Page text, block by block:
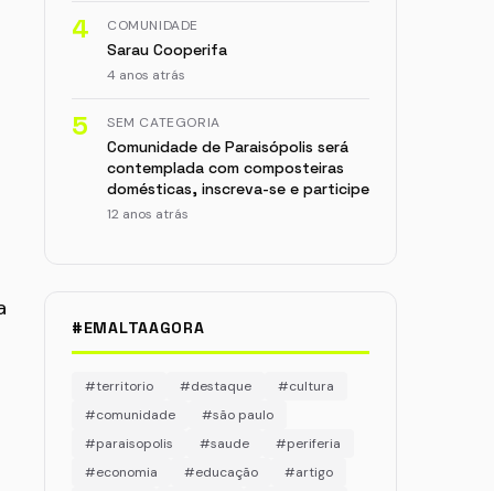
4 COMUNIDADE
Sarau Cooperifa
4 anos atrás
5 SEM CATEGORIA
Comunidade de Paraisópolis será
contemplada com composteiras
domésticas, inscreva-se e participe
12 anos atrás
#EMALTAAGORA
#territorio #destaque
#cultura
#comunidade
#são paulo
#paraisopolis
#saude
#periferia
#economia
#educação
#artigo